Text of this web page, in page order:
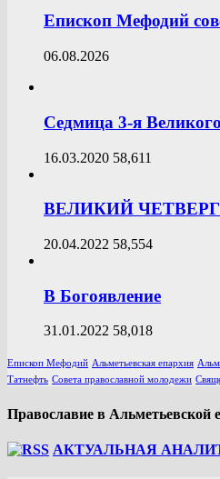
Епископ Мефодий
06.08.2026
Седмица 3-я
16.03.2020 58,611
ВЕЛИКИЙ
20.04.2022 58,554
В Богоявление
31.01.2022 58,018
Епископ Мефодий Альметьевская епархия
Татнефть Совета православной молодежи
Православие в Альметьевской
АКТУАЛЬНАЯ